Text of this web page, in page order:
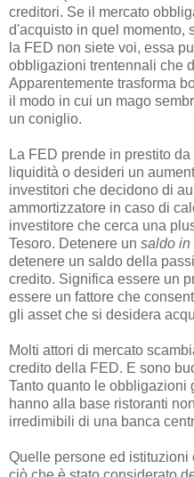
creditori. Se il mercato
d'acquisto in quel momento,
la FED non siete voi, essa
obbligazioni trentennali che
Apparentemente trasforma
il modo in cui un mago
un coniglio.
La FED prende in prestito
liquidità o desideri un
investitori che decidono di
ammortizzatore in caso di
investitore che cerca una
Tesoro. Detenere un saldo in
detenere un saldo della
credito. Significa essere un
essere un fattore che
gli asset che si desidera
Molti attori di mercato
credito della FED. E sono
Tanto quanto le obbligazioni
hanno alla base ristoranti
irredimibili di una banca
Quelle persone ed